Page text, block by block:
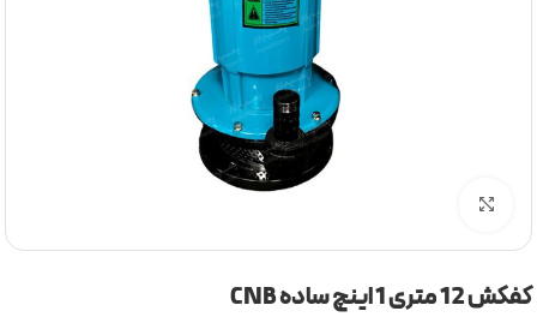
کفکش 12 متری 1 اینچ ساده CNB